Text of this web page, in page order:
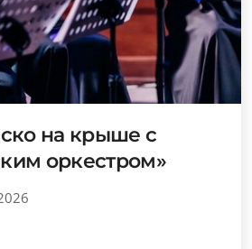
на крыше с
оркестром»